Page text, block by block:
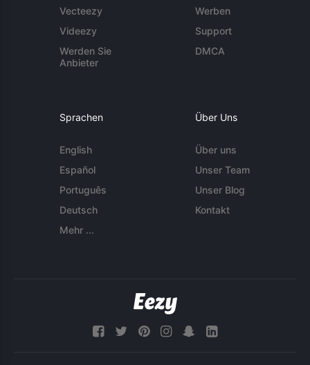
Vecteezy
Videezy
Werden Sie
Anbieter
Werben
Support
DMCA
Sprachen
English
Español
Português
Deutsch
Mehr ...
Über Uns
Über uns
Unser Team
Unser Blog
Kontakt